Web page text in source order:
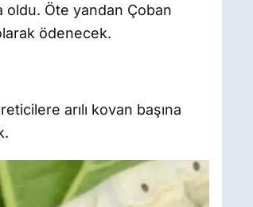
oldu. Öte yandan Çoban
ödenecek.
arılı kovan başına